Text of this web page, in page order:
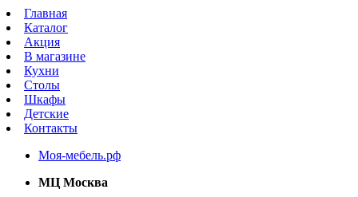
Главная
Каталог
Акция
В магазине
Кухни
Столы
Шкафы
Детские
Контакты
Моя-мебель.рф
МЦ Москва